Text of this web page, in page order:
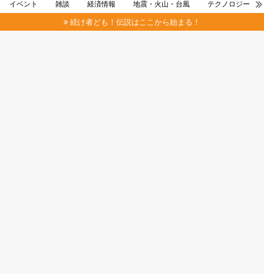
イベント 雑談 経済情報 地震・火山・台風 テクノロジー
続け者ども！伝説はここから始まる！